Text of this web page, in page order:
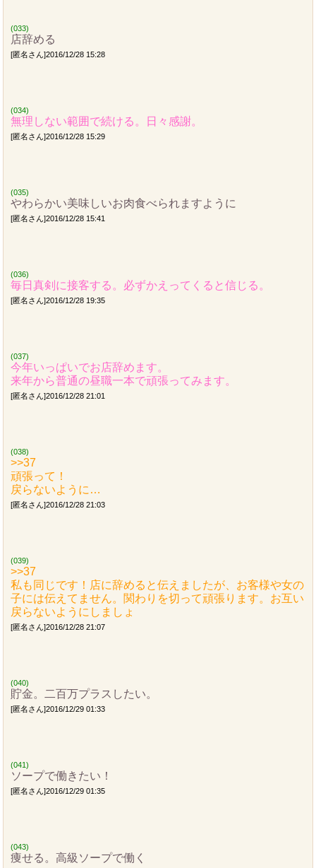
(033)
店辞める
[匿名さん]2016/12/28 15:28
(034)
無理しない範囲で続ける。日々感謝。
[匿名さん]2016/12/28 15:29
(035)
やわらかい美味しいお肉食べられますように
[匿名さん]2016/12/28 15:41
(036)
毎日真剣に接客する。必ずかえってくると信じる。
[匿名さん]2016/12/28 19:35
(037)
今年いっぱいでお店辞めます。
来年から普通の昼職一本で頑張ってみます。
[匿名さん]2016/12/28 21:01
(038)
>>37
頑張って！
戻らないように…
[匿名さん]2016/12/28 21:03
(039)
>>37
私も同じです！店に辞めると伝えましたが、お客様や女の
子には伝えてません。関わりを切って頑張ります。お互い
戻らないようにしましょ
[匿名さん]2016/12/28 21:07
(040)
貯金。二百万プラスしたい。
[匿名さん]2016/12/29 01:33
(041)
ソープで働きたい！
[匿名さん]2016/12/29 01:35
(043)
痩せる。高級ソープで働く